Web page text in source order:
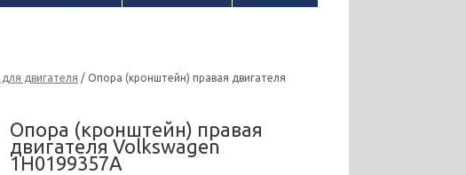
двигателя / Опора (кронштейн) правая двигателя
Опора (кронштейн) правая
двигателя Volkswagen
1H0199357A